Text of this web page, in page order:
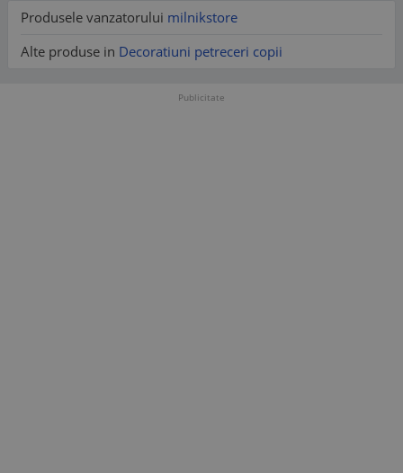
Produsele vanzatorului milnikstore
Alte produse in Decoratiuni petreceri copii
Publicitate